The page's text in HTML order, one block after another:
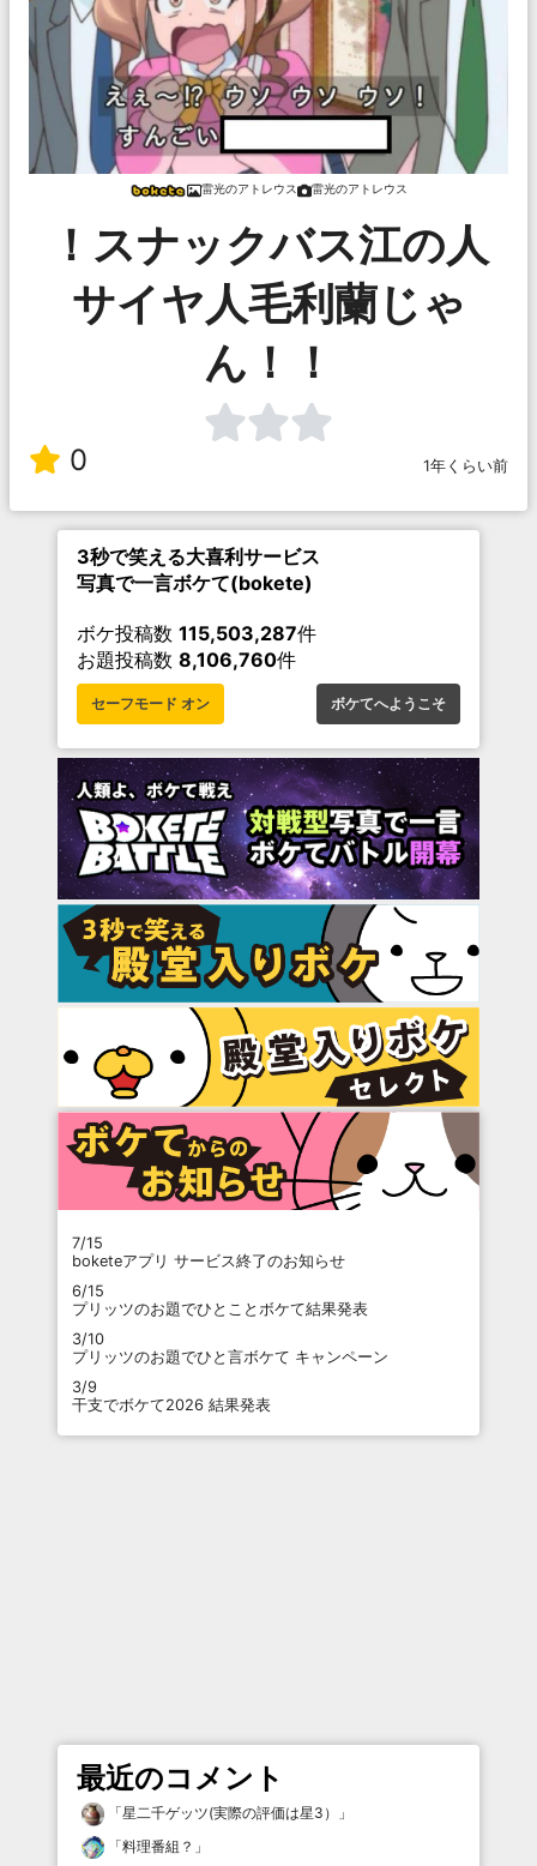
雷光のアトレウス 雷光のアトレウス
！スナックバス江の人
サイヤ人毛利蘭じゃ
ん！！
0 1年くらい前
3秒で笑える大喜利サービス
写真で一言ボケて(bokete)
ボケ投稿数 115,503,287件
お題投稿数 8,106,760件
セーフモード オン ボケてへようこそ
7/15
boketeアプリ サービス終了のお知らせ
6/15
プリッツのお題でひとことボケて結果発表
3/10
プリッツのお題でひと言ボケて キャンペーン
3/9
干支でボケて2026 結果発表
最近のコメント
「星二千ゲッツ(実際の評価は星3）
」
「料理番組？ 」